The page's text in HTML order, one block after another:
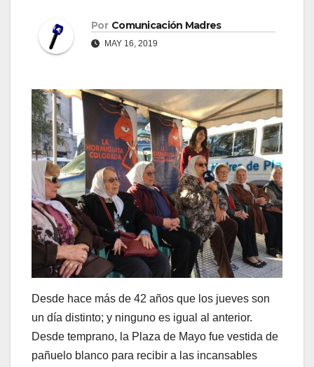
Por Comunicación Madres
MAY 16, 2019
Desde hace más de 42 años que los jueves son
un día distinto; y ninguno es igual al anterior.
Desde temprano, la Plaza de Mayo fue vestida de
pañuelo blanco para recibir a las incansables